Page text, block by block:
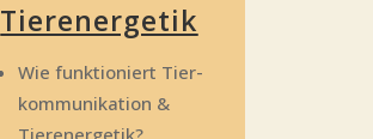
Tier­en­erge­tik
Wie funk­tio­niert Tier­
kom­mu­ni­ka­ti­on &